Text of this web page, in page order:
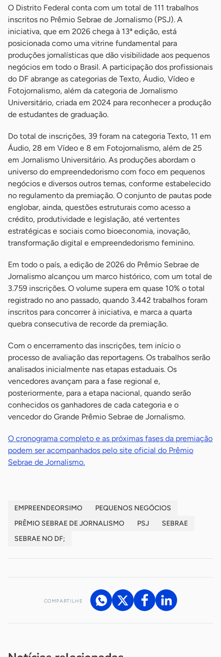
O Distrito Federal conta com um total de 111 trabalhos
inscritos no Prêmio Sebrae de Jornalismo (PSJ). A
iniciativa, que em 2026 chega à 13ª edição, está
posicionada como uma vitrine fundamental para
produções jornalísticas que dão visibilidade aos pequenos
negócios em todo o Brasil. A participação dos profissionais
do DF abrange as categorias de Texto, Áudio, Vídeo e
Fotojornalismo, além da categoria de Jornalismo
Universitário, criada em 2024 para reconhecer a produção
de estudantes de graduação.
Do total de inscrições, 39 foram na categoria Texto, 11 em
Áudio, 28 em Vídeo e 8 em Fotojornalismo, além de 25
em Jornalismo Universitário. As produções abordam o
universo do empreendedorismo com foco em pequenos
negócios e diversos outros temas, conforme estabelecido
no regulamento da premiação. O conjunto de pautas pode
englobar, ainda, questões estruturais como acesso a
crédito, produtividade e legislação, até vertentes
estratégicas e sociais como bioeconomia, inovação,
transformação digital e empreendedorismo feminino.
Em todo o país, a edição de 2026 do Prêmio Sebrae de
Jornalismo alcançou um marco histórico, com um total de
3.759 inscrições. O volume supera em quase 10% o total
registrado no ano passado, quando 3.442 trabalhos foram
inscritos para concorrer à iniciativa, e marca a quarta
quebra consecutiva de recorde da premiação.
Com o encerramento das inscrições, tem início o
processo de avaliação das reportagens. Os trabalhos serão
analisados inicialmente nas etapas estaduais. Os
vencedores avançam para a fase regional e,
posteriormente, para a etapa nacional, quando serão
conhecidos os ganhadores de cada categoria e o
vencedor do Grande Prêmio Sebrae de Jornalismo.
O cronograma completo e as próximas fases da premiação
podem ser acompanhados pelo site oficial do Prêmio
Sebrae de Jornalismo.
EMPREENDEORSIMO
PEQUENOS NEGÓCIOS
PRÊMIO SEBRAE DE JORNALISMO
PSJ
SEBRAE
SEBRAE NO DF;
COMPARTILHE